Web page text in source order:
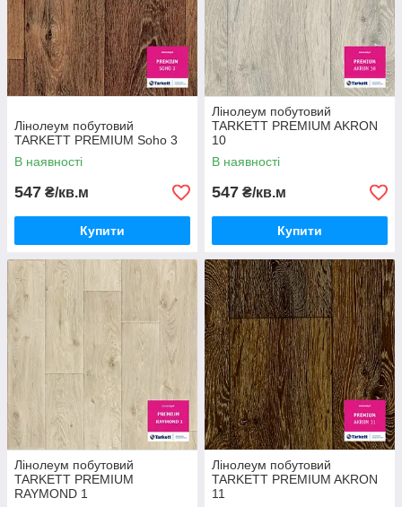
Лінолеум побутовий
TARKETT PREMIUM Soho 3
В наявності
547 ₴/кв.м
Купити
Лінолеум побутовий
TARKETT PREMIUM AKRON
10
В наявності
547 ₴/кв.м
Купити
Лінолеум побутовий
TARKETT PREMIUM
RAYMOND 1
Лінолеум побутовий
TARKETT PREMIUM AKRON
11